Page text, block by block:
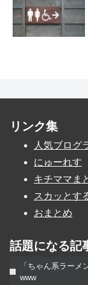
リンク集
人気ブログ
にゅーれす
キチママま
スカッとす
おまとめ
話題になる記
「ちゃん系ラー
www